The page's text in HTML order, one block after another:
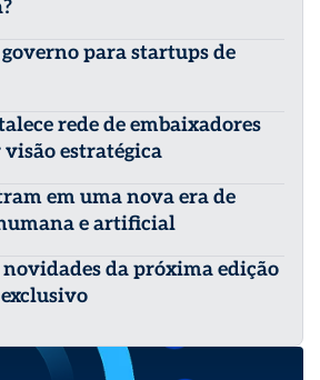
para startups de
rede de embaixadores
estratégica
em uma nova era de
e artificial
da próxima edição